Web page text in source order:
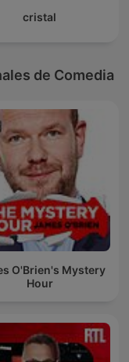
cristal
de Comedia
O'Brien's Mystery
Hour